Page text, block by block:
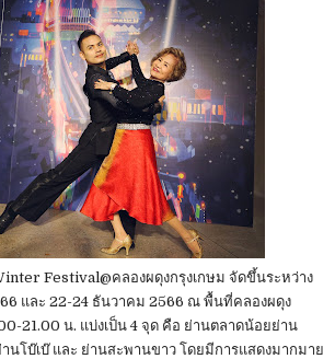
Festival@คลองผดุงกรุงเกษม จัดขึ้นระหว่าง
และ 22-24 ธันวาคม 2566 ณ พื้นที่คลองผดุง
21.00 น. แบ่งเป็น 4 จุด คือ ย่านตลาดน้อยย่าน
นโบ๊เบ๊ และ ย่านสะพานขาว โดยมีการแสดงมากมาย